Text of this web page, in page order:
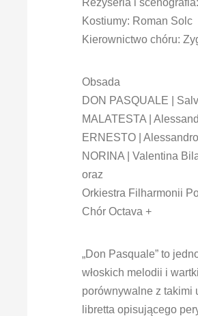
Reżyseria i
Kostiumy: Roman Solc
Kierownictwo chóru:
Obsada
DON PASQUALE |
MALATESTA |
ERNESTO |
NORINA | Valentina
oraz
Orkiestra Filharmonii
Chór Octava +
„Don Pasquale” to
włoskich melodii i
porównywalne z takimi
libretta opisującego